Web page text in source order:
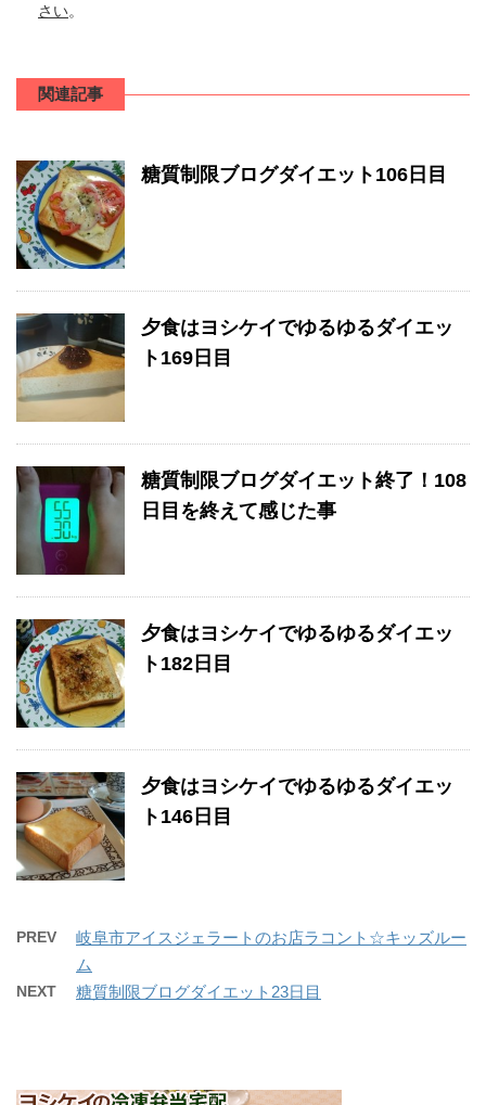
さい。
関連記事
糖質制限ブログダイエット106日目
夕食はヨシケイでゆるゆるダイエッ
ト169日目
糖質制限ブログダイエット終了！108
日目を終えて感じた事
夕食はヨシケイでゆるゆるダイエッ
ト182日目
夕食はヨシケイでゆるゆるダイエッ
ト146日目
PREV
岐阜市アイスジェラートのお店ラコント☆キッズルー
ム
NEXT 糖質制限ブログダイエット23日目